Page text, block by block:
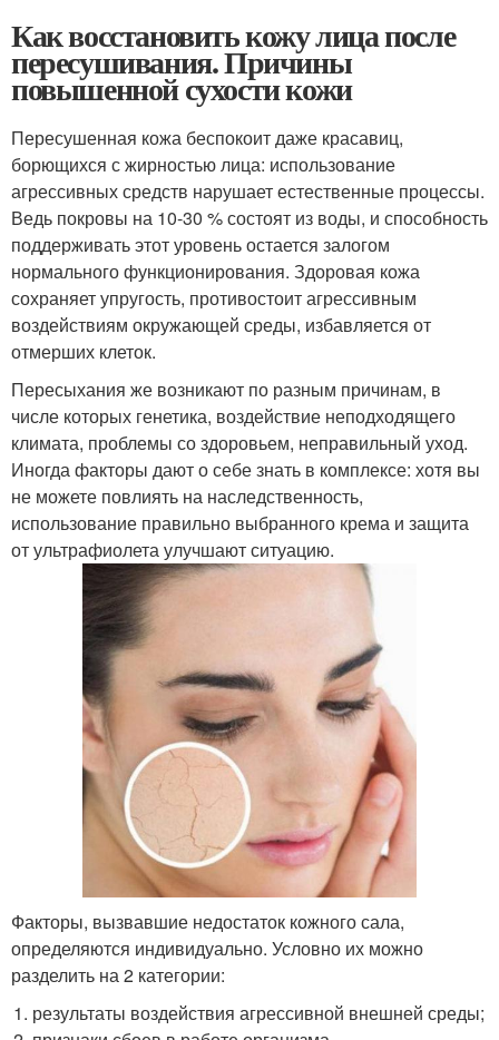
Как восстановить кожу лица после
пересушивания. Причины
повышенной сухости кожи
Пересушенная кожа беспокоит даже красавиц,
борющихся с жирностью лица: использование
агрессивных средств нарушает естественные процессы.
Ведь покровы на 10-30 % состоят из воды, и способность
поддерживать этот уровень остается залогом
нормального функционирования. Здоровая кожа
сохраняет упругость, противостоит агрессивным
воздействиям окружающей среды, избавляется от
отмерших клеток.
Пересыхания же возникают по разным причинам, в
числе которых генетика, воздействие неподходящего
климата, проблемы со здоровьем, неправильный уход.
Иногда факторы дают о себе знать в комплексе: хотя вы
не можете повлиять на наследственность,
использование правильно выбранного крема и защита
от ультрафиолета улучшают ситуацию.
Факторы, вызвавшие недостаток кожного сала,
определяются индивидуально. Условно их можно
разделить на 2 категории:
результаты воздействия агрессивной внешней среды;